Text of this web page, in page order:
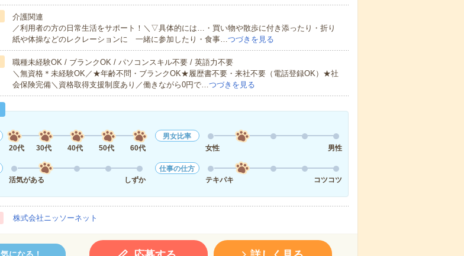
介護関連
／利用者の方の日常生活をサポート！＼▽具体的には…・買い物や散歩に付き添ったり・折り
紙や体操などのレクレーションに 一緒に参加したり・食事…つづきを見る
職種未経験OK / ブランクOK / パソコンスキル不要 / 英語力不要
＼無資格＊未経験OK／★年齢不問・ブランクOK★履歴書不要・来社不要（電話登録OK）★社
会保険完備＼資格取得支援制度あり／働きながら0円で…つづきを見る
20代
30代 40代 50代 60代
男女比率
女性
男性
活気がある
しずか
仕事の仕方
テキパキ
コツコツ
株式会社ニッソーネット
気になる！